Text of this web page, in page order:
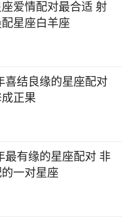
座
、狮子座都热情和
持，在一起经历丰富
19日）
座
、处女座都注重实
信任和共同追求目标
基础。
爱情配对最合适 射
星座白羊座
喜结良缘的星座配对
正果
最有缘的星座配对 非
一对星座